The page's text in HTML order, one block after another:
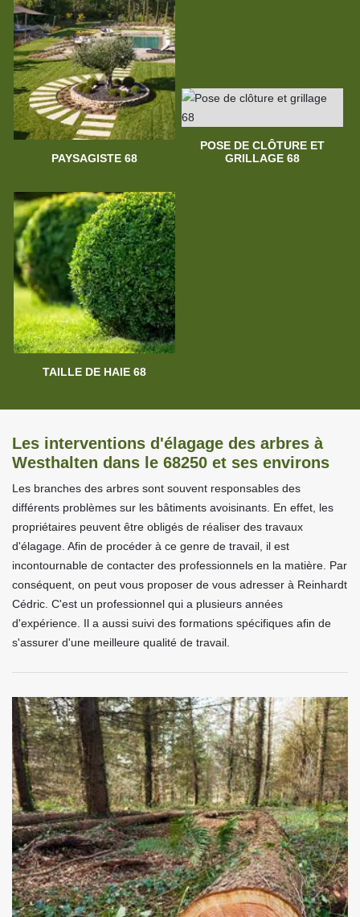
PAYSAGISTE 68
POSE DE CLÔTURE ET
GRILLAGE 68
TAILLE DE HAIE 68
Les interventions d'élagage des arbres à
Westhalten dans le 68250 et ses environs
Les branches des arbres sont souvent responsables des
différents problèmes sur les bâtiments avoisinants. En effet, les
propriétaires peuvent être obligés de réaliser des travaux
d'élagage. Afin de procéder à ce genre de travail, il est
incontournable de contacter des professionnels en la matière. Par
conséquent, on peut vous proposer de vous adresser à Reinhardt
Cédric. C'est un professionnel qui a plusieurs années
d'expérience. Il a aussi suivi des formations spécifiques afin de
s'assurer d'une meilleure qualité de travail.